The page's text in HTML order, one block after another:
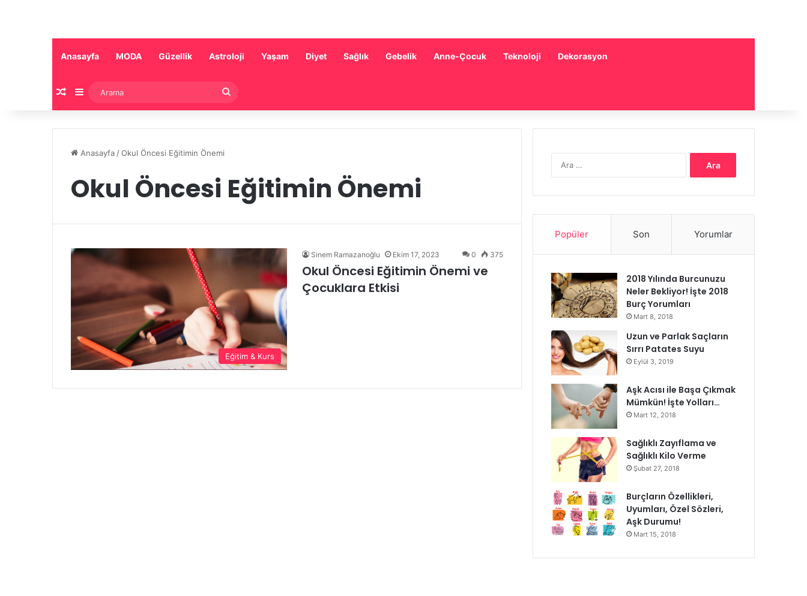
Anasayfa MODA Güzellik Astroloji Yaşam Diyet Sağlık Gebelik Anne-Çocuk Teknoloji Dekorasyon
Rastgele Makale
Kenar Bölmesi
Anasayfa /Okul Öncesi Eğitimin Önemi
Okul Öncesi Eğitimin Önemi
Eğitim & Kurs
Sinem Ramazanoğlu Ekim 17, 2023 0 375
Okul Öncesi Eğitimin Önemi ve
Çocuklara Etkisi
Popüler Son Yorumlar
2018 Yılında Burcunuzu
Neler Bekliyor! İşte 2018
Burç Yorumları
Mart 8, 2018
Uzun ve Parlak Saçların
Sırrı Patates Suyu
Eylül 3, 2019
Aşk Acısı ile Başa Çıkmak
Mümkün! İşte Yolları…
Mart 12, 2018
Sağlıklı Zayıflama ve
Sağlıklı Kilo Verme
Şubat 27, 2018
Burçların Özellikleri,
Uyumları, Özel Sözleri,
Aşk Durumu!
Mart 15, 2018